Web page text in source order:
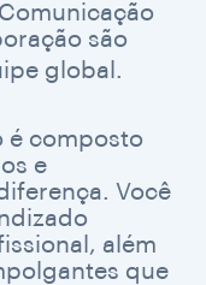
são
global.
é composto
e
Você
além
que